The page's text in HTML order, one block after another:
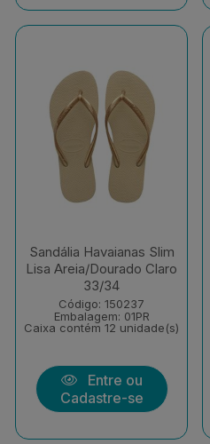
Sandália Havaianas Slim
Lisa Areia/Dourado Claro
33/34
Código: 150237
Embalagem: 01PR
Caixa contém 12 unidade(s)
Entre ou
Cadastre-se